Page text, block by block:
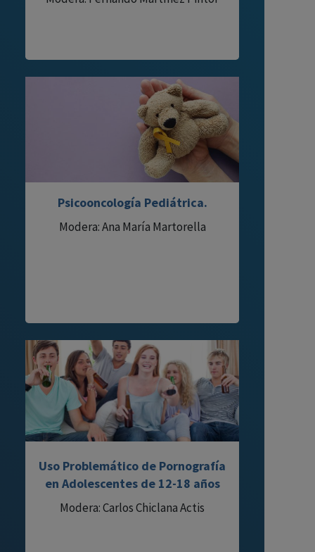
Psicooncología Pediátrica.
Modera: Ana María Martorella
Uso Problemático de Pornografía
en Adolescentes de 12-18 años
Modera: Carlos Chiclana Actis